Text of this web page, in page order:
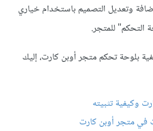
وتعديل التصميم باستخدام خياري
للمتجر.
بلوحة تحكم متجر أوبن كارت، إليك
وكيفية تثبيته
في متجر أوبن كارت